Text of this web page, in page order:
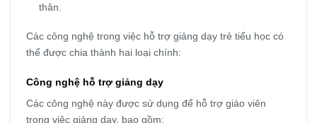
thân.
Các công nghệ trong việc hỗ trợ giảng dạy trẻ tiểu học có
thể được chia thành hai loại chính:
Công nghệ hỗ trợ giảng dạy
Các công nghệ này được sử dụng để hỗ trợ giáo viên
trong việc giảng dạy, bao gồm: